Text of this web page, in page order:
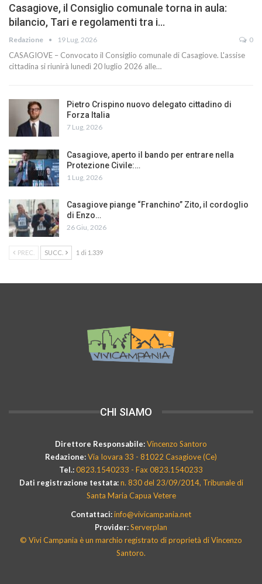
Casagiove, il Consiglio comunale torna in aula:
bilancio, Tari e regolamenti tra i…
Redazione 19 Lug, 2026 0
CASAGIOVE – Convocato il Consiglio comunale di Casagiove. L'assise
cittadina si riunirà lunedì 20 luglio 2026 alle…
Pietro Crispino nuovo delegato cittadino di
Forza Italia
7 Lug, 2026
Casagiove, aperto il bando per entrare nella
Protezione Civile:…
1 Lug, 2026
Casagiove piange “Franchino” Zito, il cordoglio
di Enzo…
26 Giu, 2026
PREC. SUCC. 1 di 1.339
CHI SIAMO
Direttore Responsabile:Vincenzo Santoro
Redazione:Via Iovara 33 - 81022 Casagiove (Ce)
Tel.:0823.1540233 - Fax 0823.1540233
Dati registrazione testata:n. 830 del 23/09/2014, Tribunale di
Santa Maria Capua Vetere
Contattaci:info@vivicampania.net
Provider:Serverplan
© Vivi Campania è un marchio registrato di proprietà di Vincenzo
Santoro.